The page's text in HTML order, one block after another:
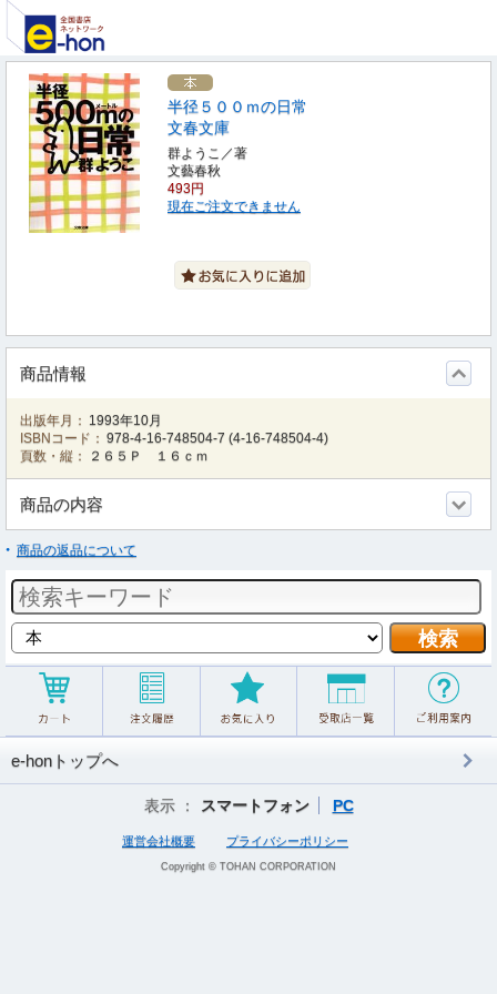
半径５００ｍの日常
文春文庫
群ようこ／著
文藝春秋
493円
現在ご注文できません
商品情報
出版年月： 1993年10月
ISBNコード： 978-4-16-748504-7 (4-16-748504-4)
頁数・縦：
２６５Ｐ １６ｃｍ
商品の内容
商品の返品について
e-honトップへ
表示 ： スマートフォン PC
運営会社概要 プライバシーポリシー
Copyright © TOHAN CORPORATION